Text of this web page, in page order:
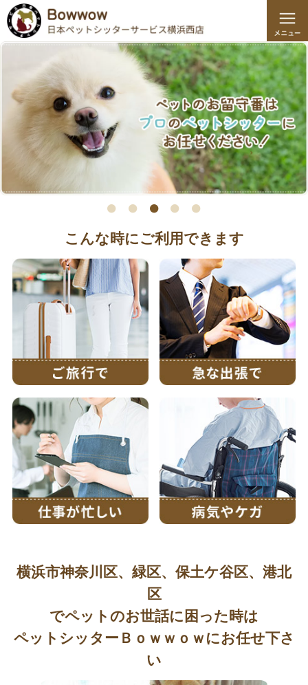
こんな時にご利用できます
横浜市神奈川区、緑区、保土ケ谷区、港北
区
でペットのお世話に困った時は
ペットシッターＢｏｗｗｏｗにお任せ下さ
い